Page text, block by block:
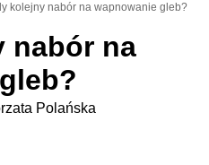
kolejny nabór na wapnowanie gleb?
nabór na
Polańska